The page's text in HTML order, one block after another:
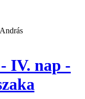
IV. nap -